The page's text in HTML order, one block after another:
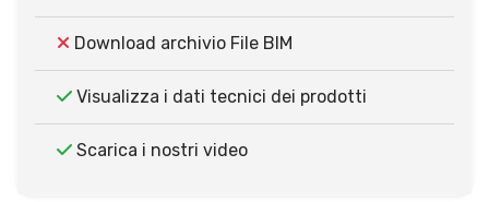
Download archivio File BIM
Visualizza i dati tecnici dei prodotti
Scarica i nostri video